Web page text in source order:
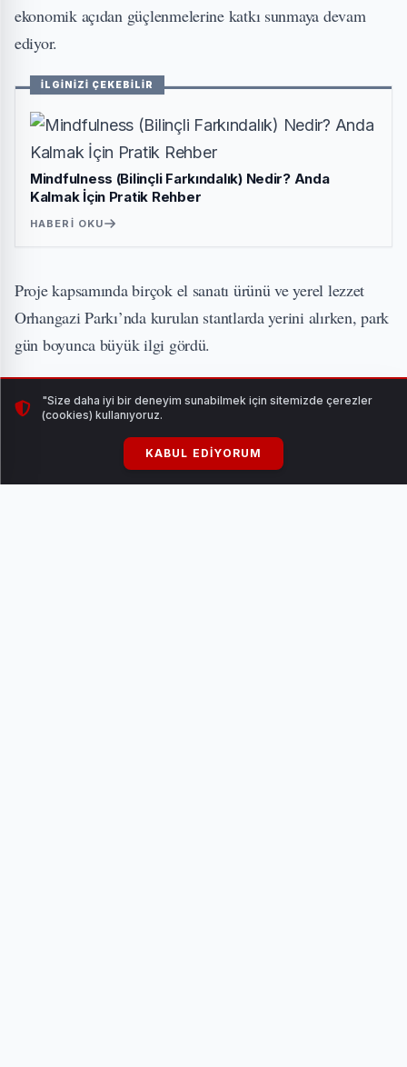
ekonomik açıdan güçlenmelerine katkı sunmaya devam
ediyor.
İLGİNİZİ ÇEKEBİLİR
Mindfulness (Bilinçli Farkındalık) Nedir? Anda
Kalmak İçin Pratik Rehber
HABERI OKU
Proje kapsamında birçok el sanatı ürünü ve yerel lezzet
Orhangazi Parkı’nda kurulan stantlarda yerini alırken, park
gün boyunca büyük ilgi gördü.
"Size daha iyi bir deneyim sunabilmek için sitemizde çerezler
(cookies) kullanıyoruz.
KABUL EDIYORUM